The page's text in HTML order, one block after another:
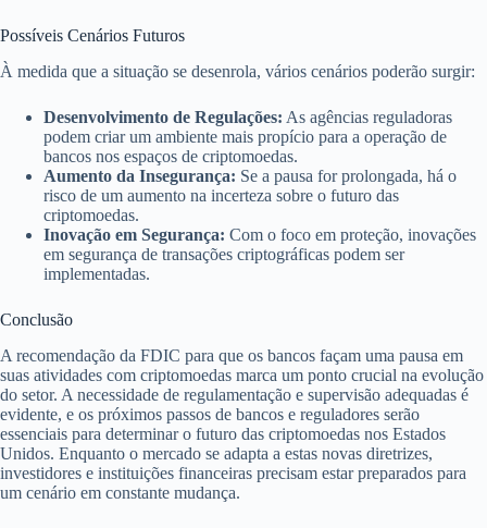
Possíveis Cenários Futuros
À medida que a situação se desenrola, vários cenários poderão surgir:
Desenvolvimento de Regulações: As agências reguladoras
podem criar um ambiente mais propício para a operação de
bancos nos espaços de criptomoedas.
Aumento da Insegurança: Se a pausa for prolongada, há o
risco de um aumento na incerteza sobre o futuro das
criptomoedas.
Inovação em Segurança: Com o foco em proteção, inovações
em segurança de transações criptográficas podem ser
implementadas.
Conclusão
A recomendação da FDIC para que os bancos façam uma pausa em
suas atividades com criptomoedas marca um ponto crucial na evolução
do setor. A necessidade de regulamentação e supervisão adequadas é
evidente, e os próximos passos de bancos e reguladores serão
essenciais para determinar o futuro das criptomoedas nos Estados
Unidos. Enquanto o mercado se adapta a estas novas diretrizes,
investidores e instituições financeiras precisam estar preparados para
um cenário em constante mudança.